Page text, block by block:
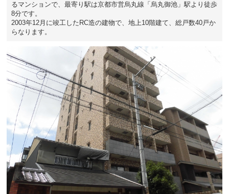
るマンションで、最寄り駅は京都市営烏丸線「烏丸御池」駅より徒歩
8分です。
2003年12月に竣工したRC造の建物で、地上10階建て、総戸数40戸か
らなります。